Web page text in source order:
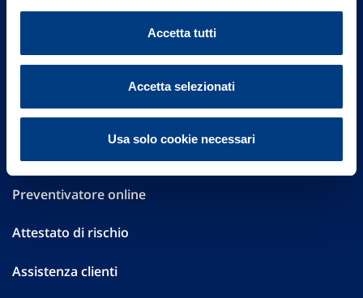
Accetta tutti
Accetta selezionati
Usa solo cookie necessari
Performances
Press
Preventivatore online
Attestato di rischio
Assistenza clienti